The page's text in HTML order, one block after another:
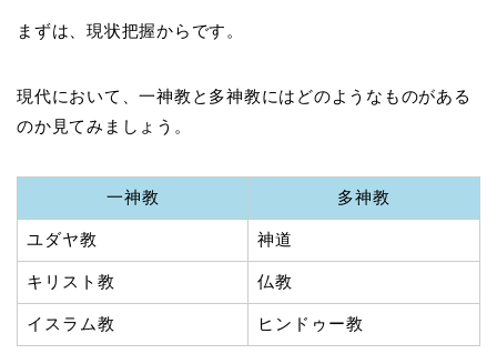
まずは、現状把握からです。
現代において、一神教と多神教にはどのようなものがある
のか見てみましょう。
一神教 多神教
ユダヤ教 神道
キリスト教 仏教
イスラム教 ヒンドゥー教